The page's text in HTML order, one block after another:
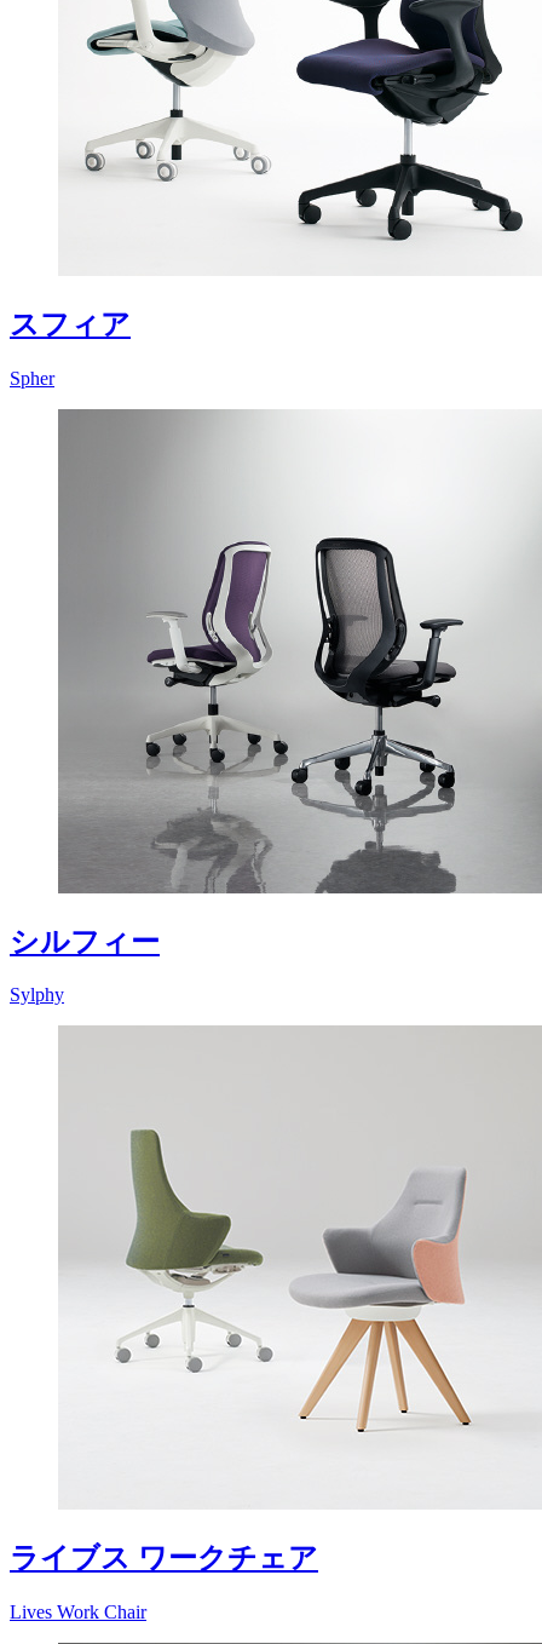
スフィア
Spher
シルフィー
Sylphy
ライブス ワークチェア
Lives Work Chair